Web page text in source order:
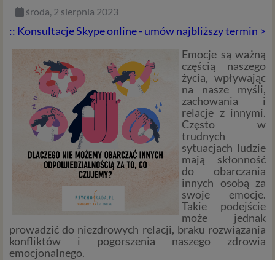
środa, 2 sierpnia 2023
:: Konsultacje Skype online - umów najbliższy termin >
Emocje są ważną
częścią naszego
życia, wpływając
na nasze myśli,
zachowania i
relacje z innymi.
Często w
trudnych
sytuacjach ludzie
mają skłonność
do obarczania
innych osobą za
swoje emocje.
Takie podejście
może jednak
prowadzić do niezdrowych relacji, braku rozwiązania
konfliktów i pogorszenia naszego zdrowia
emocjonalnego.